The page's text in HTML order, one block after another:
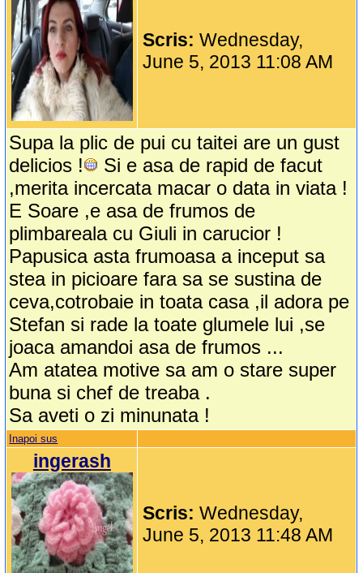
Scris:Wednesday,
June 5, 2013 11:08 AM
Supa la plic de pui cu taitei are un gust
delicios !
Si e asa de rapid de facut
,merita incercata macar o data in viata !
E Soare ,e asa de frumos de
plimbareala cu Giuli in carucior !
Papusica asta frumoasa a inceput sa
stea in picioare fara sa se sustina de
ceva,cotrobaie in toata casa ,il adora pe
Stefan si rade la toate glumele lui ,se
joaca amandoi asa de frumos ...
Am atatea motive sa am o stare super
buna si chef de treaba .
Sa aveti o zi minunata !
Inapoi sus
ingerash
Scris:Wednesday,
June 5, 2013 11:48 AM